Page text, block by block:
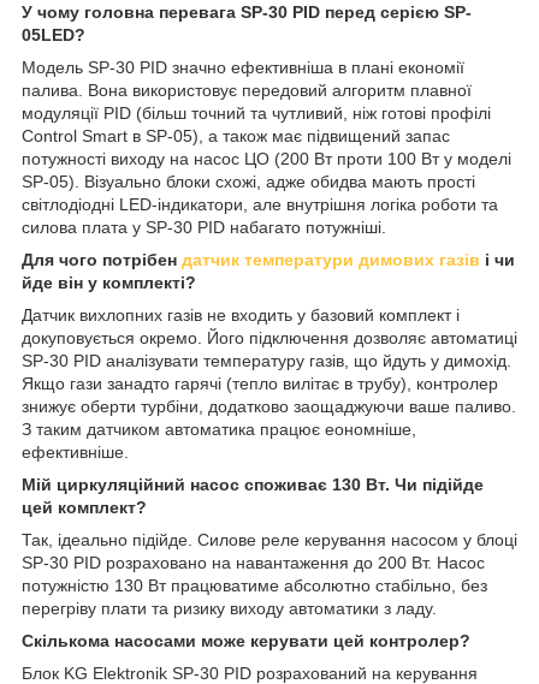
У чому головна перевага SP-30 PID перед серією SP-
05LED?
Модель SP-30 PID значно ефективніша в плані економії
палива. Вона використовує передовий алгоритм плавної
модуляції PID (більш точний та чутливий, ніж готові профілі
Control Smart в SP-05), а також має підвищений запас
потужності виходу на насос ЦО (200 Вт проти 100 Вт у моделі
SP-05). Візуально блоки схожі, адже обидва мають прості
світлодіодні LED-індикатори, але внутрішня логіка роботи та
силова плата у SP-30 PID набагато потужніші.
Для чого потрібен датчик температури димових газів і чи
йде він у комплекті?
Датчик вихлопних газів не входить у базовий комплект і
докуповується окремо. Його підключення дозволяє автоматиці
SP-30 PID аналізувати температуру газів, що йдуть у димохід.
Якщо гази занадто гарячі (тепло вилітає в трубу), контролер
знижує оберти турбіни, додатково заощаджуючи ваше паливо.
З таким датчиком автоматика працює еономніше,
ефективніше.
Мій циркуляційний насос споживає 130 Вт. Чи підійде
цей комплект?
Так, ідеально підійде. Силове реле керування насосом у блоці
SP-30 PID розраховано на навантаження до 200 Вт. Насос
потужністю 130 Вт працюватиме абсолютно стабільно, без
перегріву плати та ризику виходу автоматики з ладу.
Скількома насосами може керувати цей контролер?
Блок KG Elektronik SP-30 PID розрахований на керування